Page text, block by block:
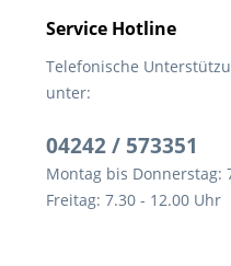
Service Hotline
Telefonische
unter:
04242 / 573351
Montag bis Donnerstag:
Freitag: 7.30 - 12.00 Uhr